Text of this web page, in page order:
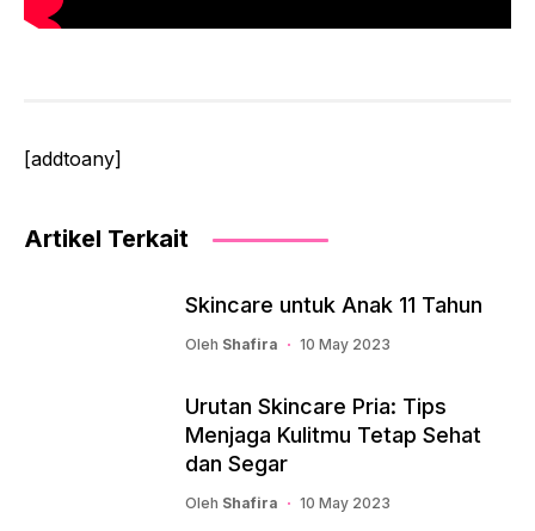
[addtoany]
Artikel Terkait
Skincare untuk Anak 11 Tahun
Oleh Shafira 10 May 2023
Urutan Skincare Pria: Tips
Menjaga Kulitmu Tetap Sehat
dan Segar
Oleh Shafira 10 May 2023